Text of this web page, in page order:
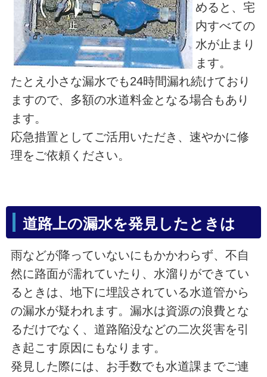
めると、宅
内すべての
水が止まり
ます。
たとえ小さな漏水でも24時間漏れ続けており
ますので、多額の水道料金となる場合もあり
ます。
応急措置としてご活用いただき、速やかに修
理をご依頼ください。
道路上の漏水を発見したときは
雨などが降っていないにもかかわらず、不自
然に路面が濡れていたり、水溜りができてい
るときは、地下に埋設されている水道管から
の漏水が疑われます。漏水は資源の浪費とな
るだけでなく、道路陥没などの二次災害を引
き起こす原因にもなります。
発見した際には、お手数でも水道課までご連